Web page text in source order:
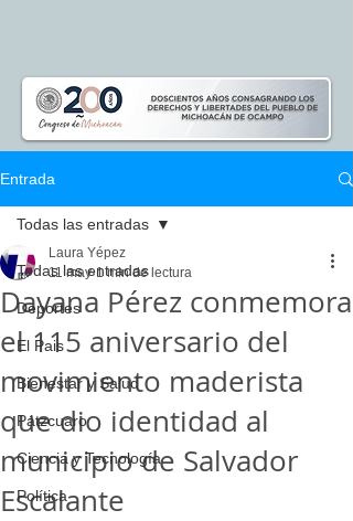
Entrada
Todas las entradas
Deportes
El Pais
Bienestar y Salud
Pátzcuaro
Ciencia y Tecnología
Política
Todas las entradas
Dayana Pérez conmemora
el 115 aniversario del
movimiento maderista
que dio identidad al
municipio de Salvador
Escalante
Laura Yépez
11 may 1 min de lectura